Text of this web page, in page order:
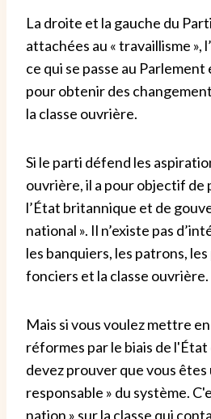
La droite et la gauche du
attachées au « travaillisme »,
ce qui se passe au
pour obtenir des
la classe ouvrière.
Si le parti défend les
ouvrière, il a pour objectif de
l’État britannique et de
national ». Il n’existe pas
les banquiers, les patrons,
fonciers et la classe ouvrière.
Mais si vous voulez mettre
réformes par le biais de
devez prouver que vous êtes
responsable » du système.
nation » sur la classe qui